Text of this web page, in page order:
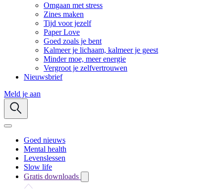
Omgaan met stress
Zines maken
Tijd voor jezelf
Paper Love
Goed zoals je bent
Kalmeer je lichaam, kalmeer je geest
Minder moe, meer energie
Vergroot je zelfvertrouwen
Nieuwsbrief
Meld je aan
Goed nieuws
Mental health
Levenslessen
Slow life
Gratis downloads